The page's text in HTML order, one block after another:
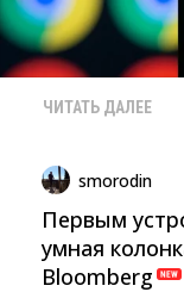
ЧИТАТЬ ДАЛЕЕ
smorodin
Первым
умная
Bloomberg